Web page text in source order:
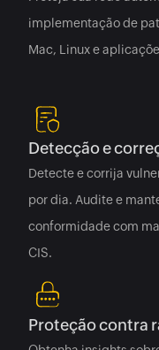
implementação de
Mac, Linux e
Detecção e
Detecte e corrija
por dia. Audite e
conformidade com
CIS.
Saiba mais sobre o
Proteção contra
Saiba mais sobre o